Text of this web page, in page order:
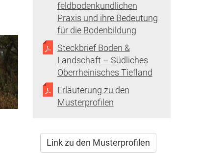
feldbodenkundlichen
Praxis und ihre Bedeutung
für die Bodenbildung
Steckbrief Boden &
Landschaft – Südliches
Oberrheinisches Tiefland
Erläuterung zu den
Musterprofilen
Link zu den Musterprofilen